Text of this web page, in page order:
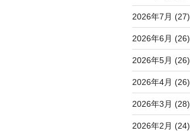
2026年7月 (27)
2026年6月 (26)
2026年5月 (26)
2026年4月 (26)
2026年3月 (28)
2026年2月 (24)